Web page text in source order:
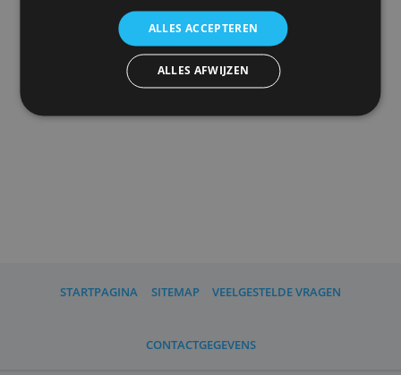
Advertenties personaliseren
site met onze advertentie- en analysepartners, die
deze kunnen combineren met andere informatie
die u aan hen heeft verstrekt of die zij hebben
verzameld door uw gebruik van hun diensten.